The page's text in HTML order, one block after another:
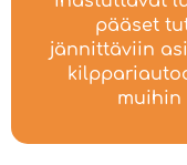
pääset
jännittäviin
muihin